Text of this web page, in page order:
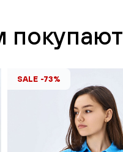
покупают
SALE -73%